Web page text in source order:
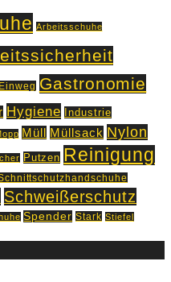
Arbeitsschuhe
Einweg Gastronomie
Hygiene Industrie
Müll Müllsack Nylon
Putzen Reinigung
Schweißerschutz
Spender Stark Stiefel